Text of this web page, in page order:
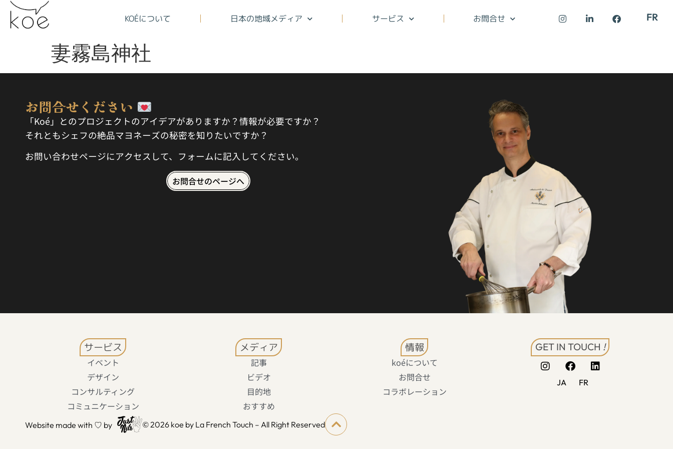
KOÉについて 日本の地域メディア サービス お問合せ FR
妻霧島神社
お問合せください
「Koé」とのプロジェクトのアイデアがありますか？情報が必要ですか？
それともシェフの絶品マヨネーズの秘密を知りたいですか？
お問い合わせページにアクセスして、フォームに記入してください。
お問合せのページへ
サービス
イベント
デザイン
コンサルティング
コミュニケーション
メディア
記事
ビデオ
目的地
おすすめ
情報
koéについて
お問合せ
コラボレーション
GET IN TOUCH !
JA FR
Website made with ♡ by © 2026 koe by La French Touch – All Right Reserved